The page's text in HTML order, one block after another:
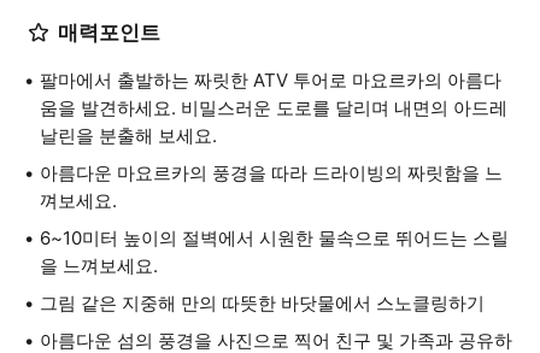
매력포인트
팔마에서 출발하는 짜릿한 ATV 투어로 마요르카의 아름다
움을 발견하세요. 비밀스러운 도로를 달리며 내면의 아드레
날린을 분출해 보세요.
아름다운 마요르카의 풍경을 따라 드라이빙의 짜릿함을 느
껴보세요.
6~10미터 높이의 절벽에서 시원한 물속으로 뛰어드는 스릴
을 느껴보세요.
그림 같은 지중해 만의 따뜻한 바닷물에서 스노클링하기
아름다운 섬의 풍경을 사진으로 찍어 친구 및 가족과 공유하